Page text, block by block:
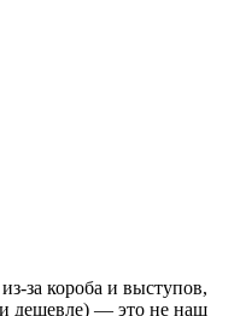
за короба и выступов,
дешевле) — это не наш